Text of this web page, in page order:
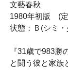
文藝春秋
1980年初版 (
状態：Ｂ(シミ
『31歳で983勝
と闘う彼と家族